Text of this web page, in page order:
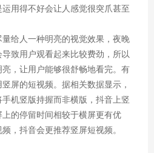
用得不好会让人感觉很突爪甚至
给人一种明亮的视觉效果，夜晚
致用户观看起来比较费劲，所以
，让用户能够很舒畅地看完。有
屏的短视频。据相关数据显示，
机竖版持握而非横版，抖音上竖
的停留时间相较于横屏更有优
，抖音会更推荐竖屏短视频。